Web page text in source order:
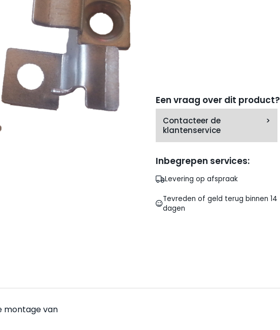
Een vraag over dit product?
Contacteer de
klantenservice
>
Inbegrepen services:
Levering op afspraak
Tevreden of geld terug binnen 14
dagen
montage van